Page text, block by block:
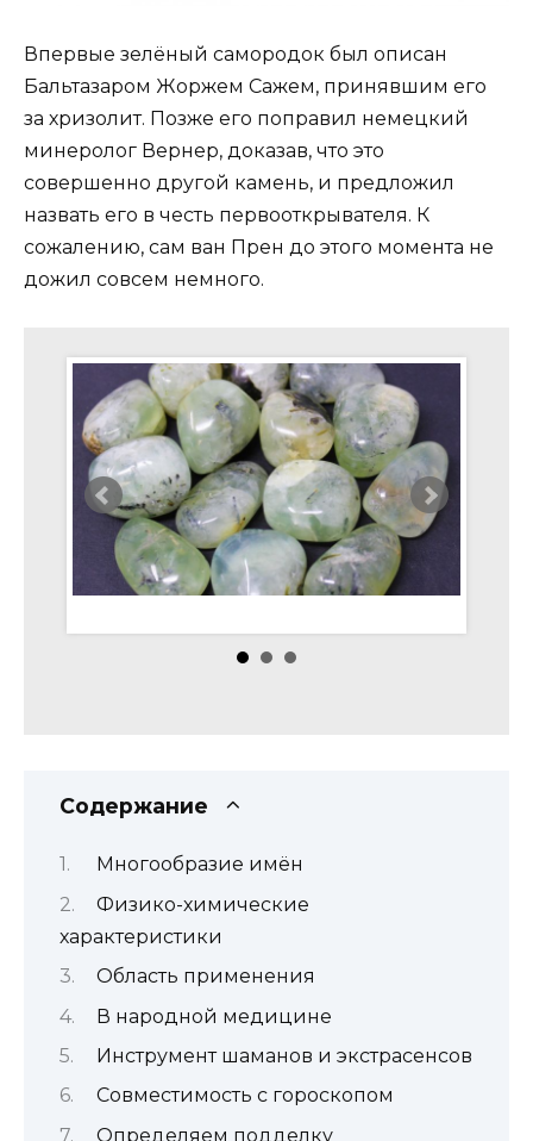
Впервые зелёный самородок был описан
Бальтазаром Жоржем Сажем, принявшим его
за хризолит. Позже его поправил немецкий
минеролог Вернер, доказав, что это
совершенно другой камень, и предложил
назвать его в честь первооткрывателя. К
сожалению, сам ван Прен до этого момента не
дожил совсем немного.
Содержание
Многообразие имён
Физико-химические
характеристики
Область применения
В народной медицине
Инструмент шаманов и экстрасенсов
Совместимость с гороскопом
Определяем подделку